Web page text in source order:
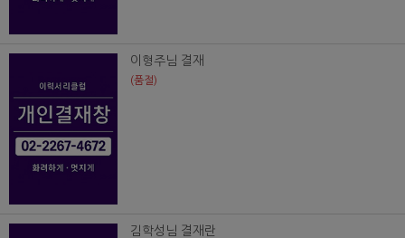
이형주님 결재
(품절)
김학성님 결재란